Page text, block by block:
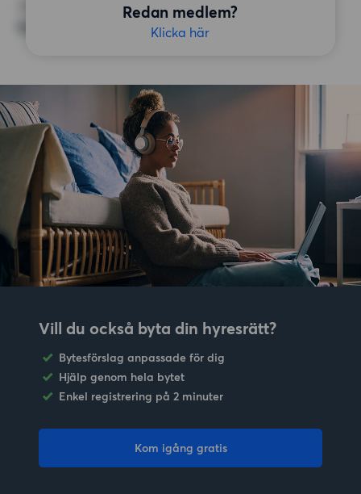
Redan medlem?
Klicka här
ÖVRIGA PREFERENSER
Badkar, Öppen spis/kakelugn
Vill du också byta din hyresrätt?
Bytesförslag anpassade för dig
Hjälp genom hela bytet
Enkel registrering på 2 minuter
Kom igång gratis